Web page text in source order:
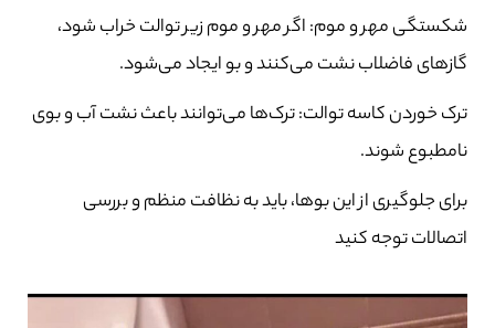
شکستگی مهر و موم: اگر مهر و موم زیر توالت خراب شود،
گازهای فاضلاب نشت می‌کنند و بو ایجاد می‌شود.
ترک خوردن کاسه توالت: ترک‌ها می‌توانند باعث نشت آب و بوی
نامطبوع شوند.
برای جلوگیری از این بوها، باید به نظافت منظم و بررسی
اتصالات توجه کنید